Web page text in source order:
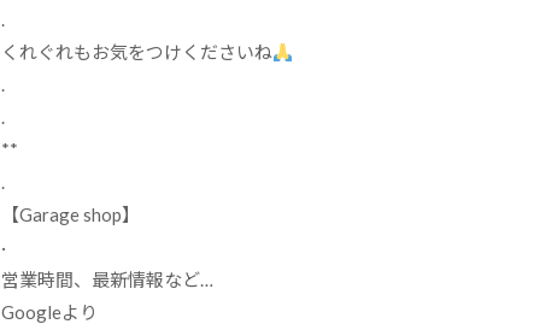
.
くれぐれもお気をつけくださいね
.
.
**
.
【Garage shop】
·
営業時間、最新情報など…
Googleより